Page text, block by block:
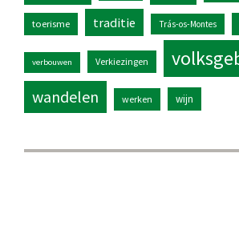
toerisme traditie Trás-os-Montes
verbouwen Verkiezingen
wandelen werken wijn